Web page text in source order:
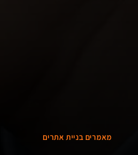
מאמרים בניית אתרים